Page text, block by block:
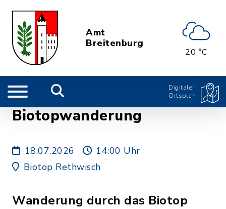
Amt
Breitenburg
20 °C
Digitaler
Ortsplan
Biotopwanderung
18.07.2026
14:00 Uhr
Biotop Rethwisch
Wanderung durch das Biotop